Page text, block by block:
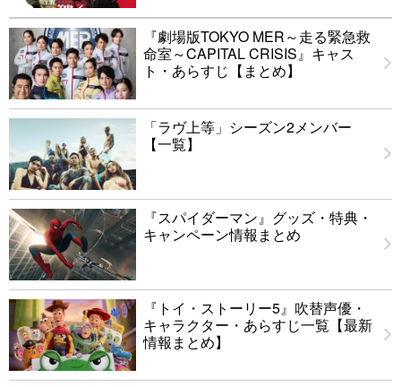
『劇場版TOKYO MER～走る緊急救
命室～CAPITAL CRISIS』キャス
ト・あらすじ【まとめ】
「ラヴ上等」シーズン2メンバー
【一覧】
『スパイダーマン』グッズ・特典・
キャンペーン情報まとめ
『トイ・ストーリー5』吹替声優・
キャラクター・あらすじ一覧【最新
情報まとめ】